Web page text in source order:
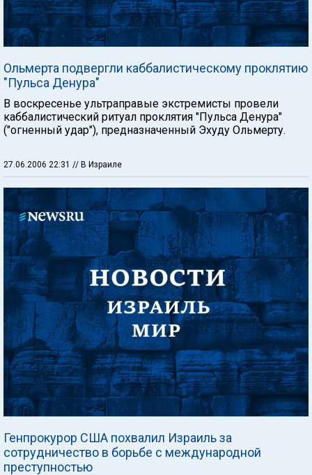
Ольмерта подвергли каббалистическому проклятию
"Пульса Денура"
В воскресенье ультраправые экстремисты провели
каббалистический ритуал проклятия "Пульса Денура"
("огненный удар"), предназначенный Эхуду Ольмерту.
27.06.2006 22:31 // В Израиле
Генпрокурор США похвалил Израиль за
сотрудничество в борьбе с международной
преступностью